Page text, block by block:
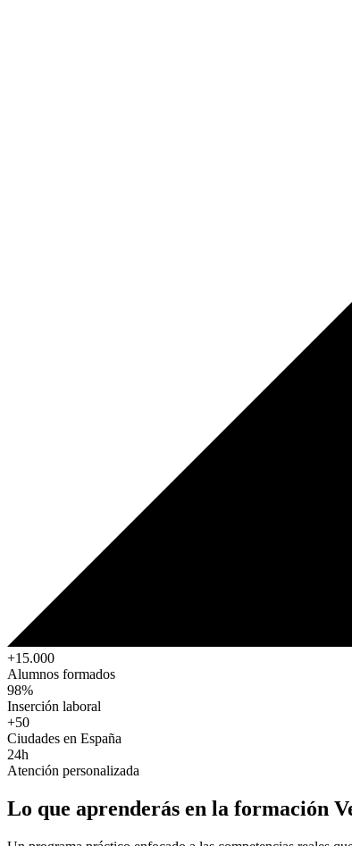
+15.000
Alumnos formados
98%
Inserción laboral
+50
Ciudades en España
24h
Atención personalizada
Lo que aprenderás en la formación